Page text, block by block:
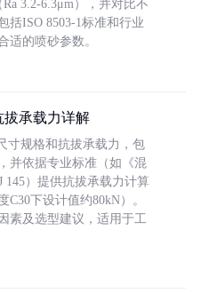
3.2-6.3μm），并对比不
括ISO 8503-1标准和行业
适的喷砂参数。
拔承载力详解
寸规格和抗拔承载力，包
并依据专业标准（如《混
145）提供抗拔承载力计算
下设计值约80kN）。
素及选型建议，适用于工